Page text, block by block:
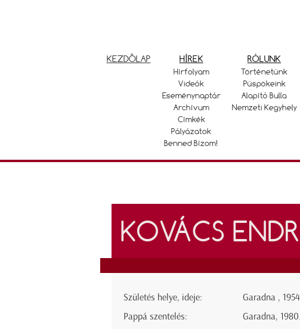
KEZDŐLAP HÍREK
Hírfolyam
Videók
Eseménynaptár
Archívum
Címkék
Pályázatok
Benned Bízom!
RÓLUNK
Történetünk
Püspökeink
Alapító Bulla
Nemzeti Kegyhely
KOVÁCS
Születés helye, ideje:
Garadna ,
Pappá szentelés:
Garadna,